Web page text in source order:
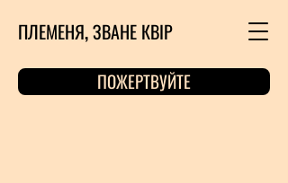
ПЛЕМЕНЯ, ЗВАНЕ КВІР
ПОЖЕРТВУЙТЕ